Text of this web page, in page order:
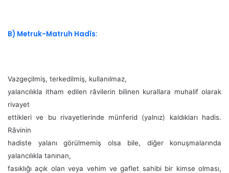
B) Metruk-Matruh Hadîs:
Vazgeçilmiş, terkedilmiş, kullanılmaz,
yalancılıkla itham edilen râvilerin bilinen kurallara muhalif olarak
rivayet
ettikleri ve bu rivayetlerinde münferid (yalnız) kaldıkları hadis.
Râvinin
hadiste yalanı görülmemiş olsa bile, diğer konuşmalarında
yalancılıkla tanınan,
fasıklığı açık olan veya vehim ve gaflet sahibi bir kimse olması,